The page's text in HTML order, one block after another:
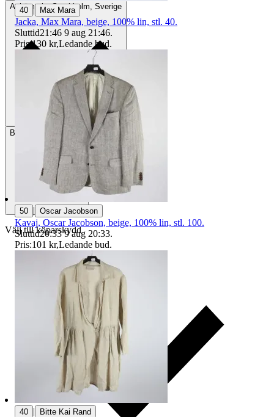
AvhämtningStockholm, Sverige
Betalning Via Tradera
Välj till köparskydd
40 | Max Mara
Jacka, Max Mara, beige, 100% lin, stl. 40.
Sluttid21:46 9 aug 21:46.
Pris:130 kr,Ledande bud.
50 | Oscar Jacobson
Kavaj, Oscar Jacobson, beige, 100% lin, stl. 100.
Sluttid20:33 9 aug 20:33.
Pris:101 kr,Ledande bud.
40 | Bitte Kai Rand